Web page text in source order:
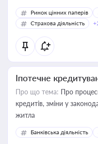
Ринок цінних паперів
Страхова діяльність
Іпотечне
Про що тема: Про
кредитів, зміни у
житла
Банківська діяльність